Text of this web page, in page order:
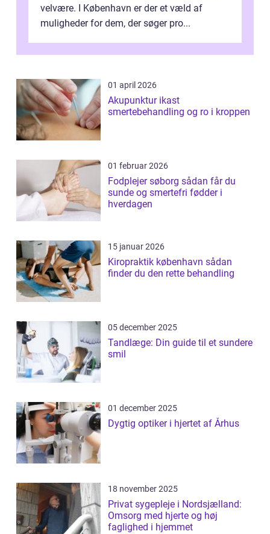
velvære. I København er der et væld af
muligheder for dem, der søger pro...
01 april 2026
Akupunktur ikast
smertebehandling og ro i kroppen
01 februar 2026
Fodplejer søborg sådan får du
sunde og smertefri fødder i
hverdagen
15 januar 2026
Kiropraktik københavn sådan
finder du den rette behandling
05 december 2025
Tandlæge: Din guide til et sundere
smil
01 december 2025
Dygtig optiker i hjertet af Århus
18 november 2025
Privat sygepleje i Nordsjælland:
Omsorg med hjerte og høj
faglighed i hjemmet